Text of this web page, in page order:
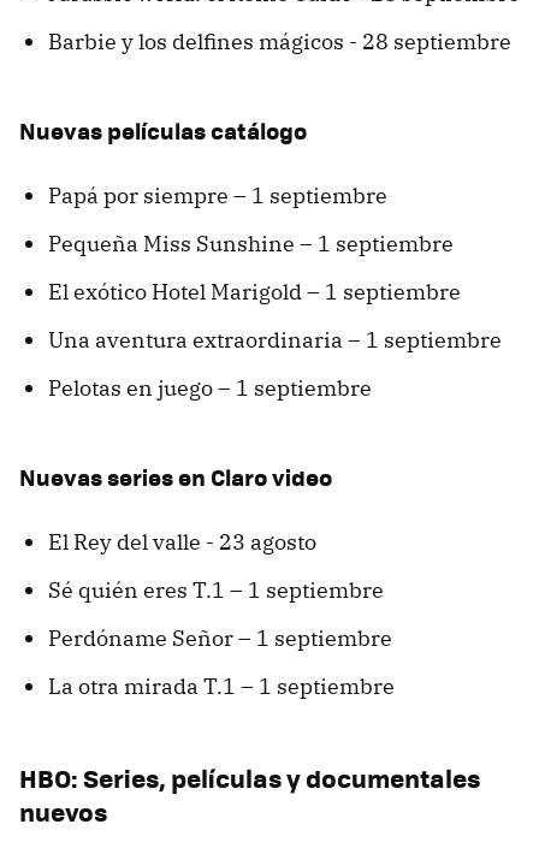
Barbie y los delfines mágicos - 28 septiembre
Nuevas películas catálogo
Papá por siempre – 1 septiembre
Pequeña Miss Sunshine – 1 septiembre
El exótico Hotel Marigold – 1 septiembre
Una aventura extraordinaria – 1 septiembre
Pelotas en juego – 1 septiembre
Nuevas series en Claro video
El Rey del valle - 23 agosto
Sé quién eres T.1 – 1 septiembre
Perdóname Señor – 1 septiembre
La otra mirada T.1 – 1 septiembre
HBO: Series, películas y documentales
nuevos